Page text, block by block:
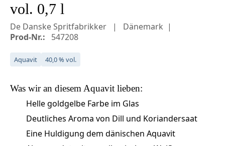
vol. 0,7 l
De Danske Spritfabrikker
Dänemark
Prod-Nr.:
547208
Aquavit 40,0 % vol.
Was wir an diesem Aquavit lieben:
Helle goldgelbe Farbe im Glas
Deutliches Aroma von Dill und Koriandersaat
Eine Huldigung dem dänischen Aquavit